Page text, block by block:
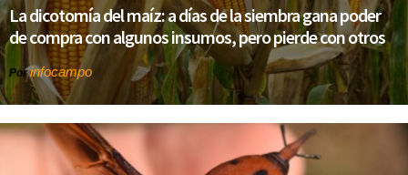
La dicotomía del maíz: a días de la siembra gana poder
de compra con algunos insumos, pero pierde con otros
Porinfocampo